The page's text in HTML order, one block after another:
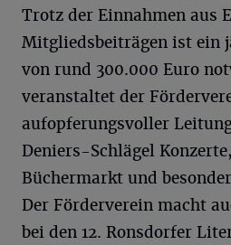
Trotz der Einnahmen aus
Mitgliedsbeiträgen ist ein
von rund 300.000 Euro
veranstaltet der
aufopferungsvoller
Deniers-Schlägel
Büchermarkt und
Der Förderverein macht
bei den 12. Ronsdorfer